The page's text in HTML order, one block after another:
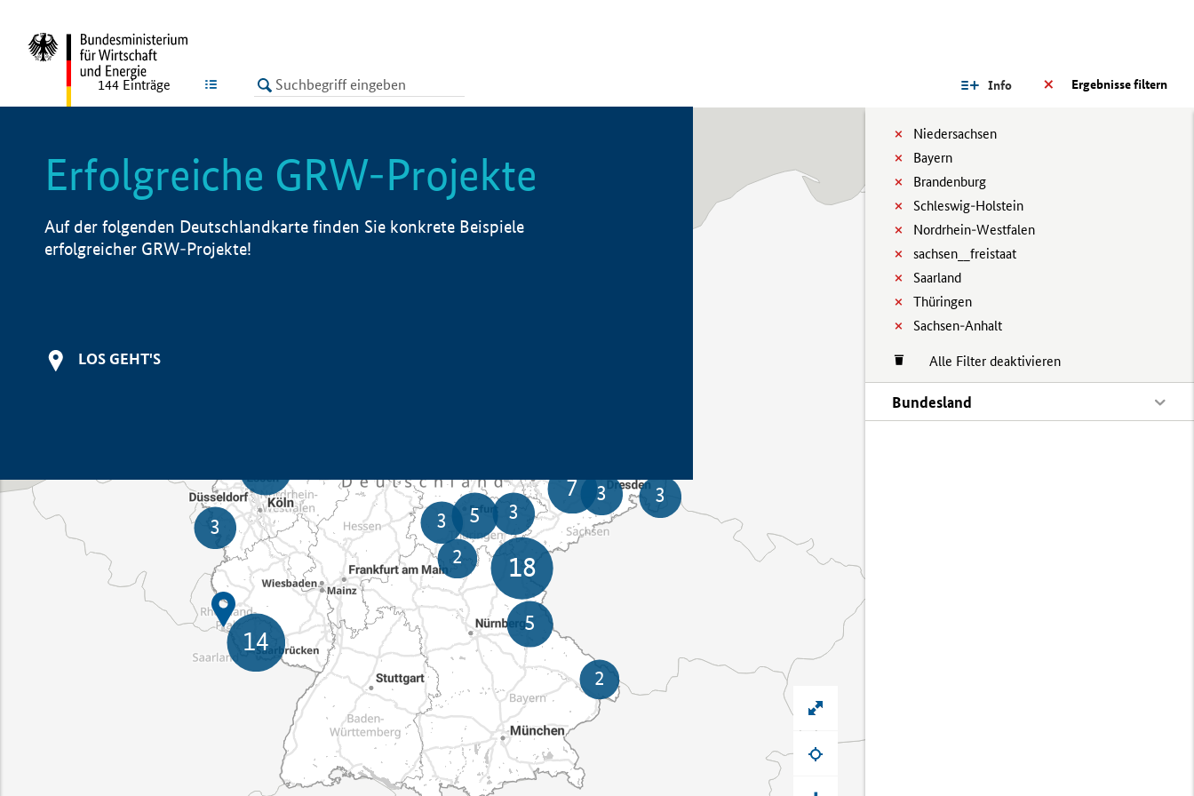
LISTE Ergebnisse filtern
Info
Niedersachsen
Bayern
Brandenburg
Schleswig-Holstein
Nordrhein-Westfalen
sachsen__freistaat
Saarland
Thüringen
Sachsen-Anhalt
Alle Filter deaktivieren
Bundesland
144 Einträge
Erfolgreiche GRW-Projekte
Auf der folgenden Deutschlandkarte finden Sie konkrete Beispiele
erfolgreicher GRW-Projekte!
LOS GEHT'S